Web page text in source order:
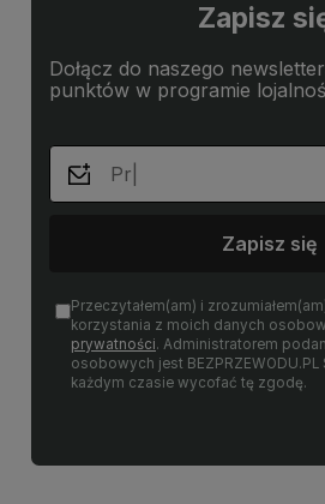
Zapisz
Dołącz do naszego
punktów w programie
Zapisz się
Przeczytałem(am) i
korzystania z moich danych
prywatności. Administratorem
osobowych jest
każdym czasie wycofać tę zgodę.